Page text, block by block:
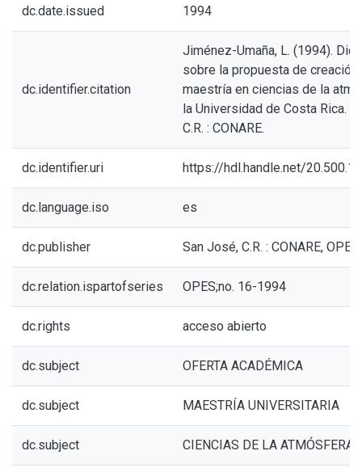
dc.date.issued 1994
dc.identifier.citation
Jiménez-Umaña, L. (1994).
sobre la propuesta de creación
maestría en ciencias de la
la Universidad de Costa Rica.
C.R. : CONARE.
dc.identifier.uri https://hdl.handle.net/
dc.language.iso es
dc.publisher San José, C.R. : CONARE, OPES
dc.relation.ispartofseries OPES;no. 16-1994
dc.rights acceso abierto
dc.subject OFERTA ACADÉMICA
dc.subject MAESTRÍA UNIVERSITARIA
dc.subject CIENCIAS DE LA ATMÓSFERA